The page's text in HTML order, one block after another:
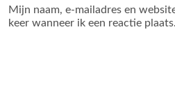
Mijn naam, e-mailadres en
keer wanneer ik een reactie plaats.